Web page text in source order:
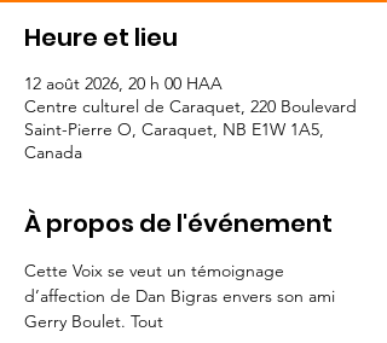
Heure et lieu
12 août 2026, 20 h 00 HAA
Centre culturel de Caraquet, 220 Boulevard
Saint-Pierre O, Caraquet, NB E1W 1A5,
Canada
À propos de l'événement
Cette Voix se veut un témoignage
d’affection de Dan Bigras envers son ami
Gerry Boulet. Tout